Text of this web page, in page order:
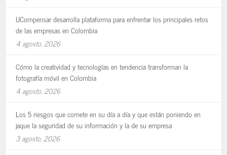
UCompensar desarrolla plataforma para enfrentar los principales retos
de las empresas en Colombia
4 agosto, 2026
Cómo la creatividad y tecnologías en tendencia transforman la
fotografía móvil en Colombia
4 agosto, 2026
Los 5 riesgos que comete en su día a día y que están poniendo en
jaque la seguridad de su información y la de su empresa
3 agosto, 2026